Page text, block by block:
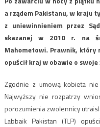
a rządem Pakistanu, w kraju
z uniewinnieniem przez
skazanej w 2010 r. na
Mahometowi. Prawnik, który
opuścił kraj w obawie o swoje
Zgodnie z umową kobieta
Najwyższy nie rozpatrzy
porozumienia zwolennicy
Labbaik Pakistan (TLP)